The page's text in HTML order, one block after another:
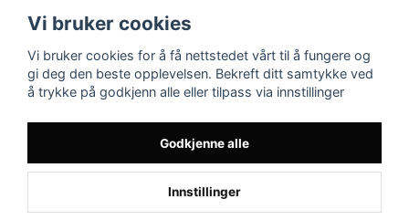
Lådritning
Om oss
Vi bruker cookies
Vi bruker cookies for å få nettstedet vårt til å fungere og
gi deg den beste opplevelsen. Bekreft ditt samtykke ved
å trykke på godkjenn alle eller tilpass via innstillinger
Godkjenne alle
Innstillinger